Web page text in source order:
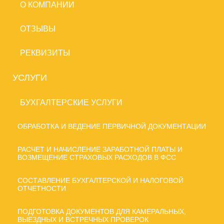
О КОМПАНИИ
ОТЗЫВЫ
РЕКВИЗИТЫ
УСЛУГИ
БУХГАЛТЕРСКИЕ УСЛУГИ
ОБРАБОТКА И ВЕДЕНИЕ ПЕРВИЧНОЙ ДОКУМЕНТАЦИИ
РАСЧЕТ И НАЧИСЛЕНИЕ ЗАРАБОТНОЙ ПЛАТЫ И
ВОЗМЕЩЕНИЕ СТРАХОВЫХ РАСХОДОВ В ФСС
СОСТАВЛЕНИЕ БУХГАЛТЕРСКОЙ И НАЛОГОВОЙ
ОТЧЕТНОСТИ
ПОДГОТОВКА ДОКУМЕНТОВ ДЛЯ КАМЕРАЛЬНЫХ,
ВЫЕЗДНЫХ И ВСТРЕЧНЫХ ПРОВЕРОК